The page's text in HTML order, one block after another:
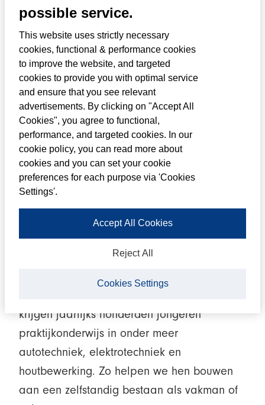
Louwman Dealer Group geeft gebruikt
gereedschap een tweede leven door het te
doneren aan stichting Gered
Gereedschap.
Op maandag 16 juni werd in Rotterdam het
gereedschap opgehaald. Met behulp van
Autohopper werd het transport gefaciliteerd
en werd het gereedschap ingeleverd op het
inzamelpunt in Amsterdam en dinsdag 18
juni in Waddinxveen.
Met deze donatie leveren we een directe
bijdrage aan vakonderwijs in Oeganda
Afrika. Het ingezamelde gereedschap wordt
verscheept naar onder andere het Kitgum
krijgen jaarlijks honderden jongeren
praktijkonderwijs in onder meer
autotechniek, elektrotechniek en
houtbewerking. Zo helpen we hen bouwen
aan een zelfstandig bestaan als vakman of
possible service.
This website uses strictly necessary
cookies, functional & performance cookies
to improve the website, and targeted
cookies to provide you with optimal service
and ensure that you see relevant
advertisements. By clicking on "Accept All
Cookies", you agree to functional,
performance, and targeted cookies. In our
cookie policy, you can read more about
cookies and you can set your cookie
preferences for each purpose via 'Cookies
Settings'.
Reject All
Accept All Cookies
Cookies Settings